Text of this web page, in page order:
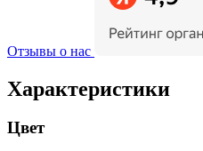
Отзывы о нас
Характеристики
Цвет